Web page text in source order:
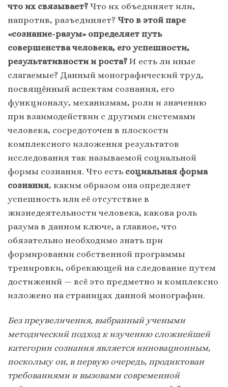
что их связывает? Что их объединяет или,
напротив, разъединяет? Что в этой паре
«сознание-разум» определяет путь
совершенства человека, его успешности,
результативности и роста? И есть ли иные
слагаемые? Данный монографический труд,
посвящённый аспектам сознания, его
функционалу, механизмам, роли и значению
при взаимодействии с другими системами
человека, сосредоточен в плоскости
комплексного изложения результатов
исследования так называемой социальной
формы сознания. Что есть социальная форма
сознания, каким образом она определяет
успешность или её отсутствие в
жизнедеятельности человека, какова роль
разума в данном ключе, а главное, что
обязательно необходимо знать при
формировании собственной программы
тренировки, обрекающей на следование путем
достижений — всё это предметно и комплексно
изложено на страницах данной монографии.
Без преувеличения, выбранный учеными
методический подход к изучению сложнейшей
категории сознания является инновационным,
поскольку он, в первую очередь, продиктован
требованиями и вызовами современной